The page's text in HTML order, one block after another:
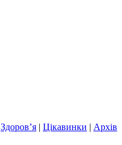
Здоров’я | Цікавинки | Архів